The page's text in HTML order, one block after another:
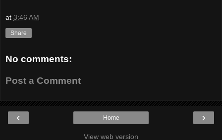
at 3:46 AM
Share
No comments:
Post a Comment
‹ ›
Home
View web version